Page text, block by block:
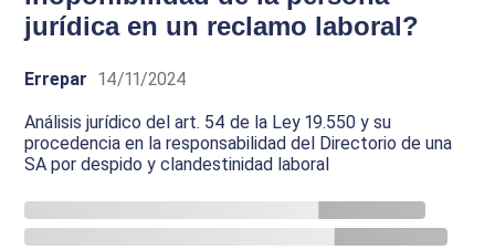
jurídica en un reclamo laboral?
Errepar 14/11/2024
Análisis jurídico del art. 54 de la Ley 19.550 y su
procedencia en la responsabilidad del Directorio de una
SA por despido y clandestinidad laboral